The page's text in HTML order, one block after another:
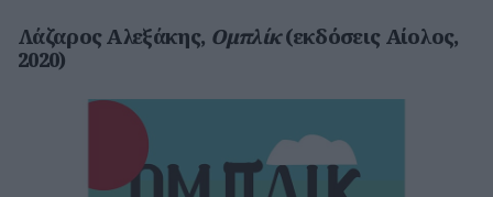
Λάζαρος Αλεξάκης, Ομπλίκ(εκδόσεις Αίολος,
2020)